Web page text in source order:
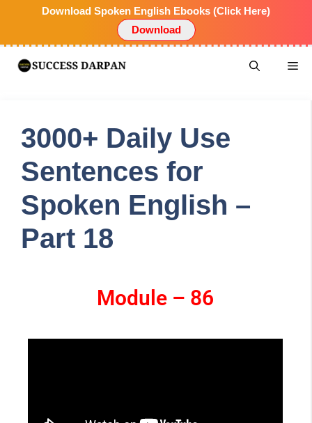
Download Spoken English Ebooks (Click Here)
Download
3000+ Daily Use
Sentences for
Spoken English –
Part 18
Module – 86